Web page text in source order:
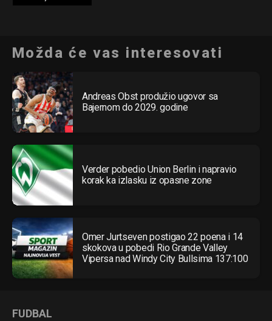
Možda će vas interesovati
Andreas Obst produžio ugovor sa
Bajernom do 2029. godine
Verder pobedio Union Berlin i napravio
korak ka izlasku iz opasne zone
Omer Jurtseven postigao 22 poena i 14
skokova u pobedi Rio Grande Valley
Vipersa nad Windy City Bullsima 137:100
FUDBAL